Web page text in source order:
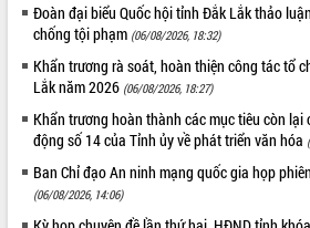
Khởi động Dự án Đầu tư xây dựng hạ
tầng kỹ thuật Cụm công nghiệp Tân
Tiến
Gặp mặt các cơ quan báo chí nhân Kỷ
niệm 101 năm Ngày Báo chí Cách
mạng Việt Nam
hiện Đề án 06 của Chính phủ
Họp báo thông tin về Hội nghị Công bố
Đoàn đại biểu Quốc hội tỉnh Đắk Lắk thảo
chống tội phạm (06/08/2026, 18:32)
Khẩn trương rà soát, hoàn thiện công tác tổ
Lắk năm 2026 (06/08/2026, 18:27)
Khẩn trương hoàn thành các mục tiêu còn lại
động số 14 của Tỉnh ủy về phát triển văn hóa
Ban Chỉ đạo An ninh mạng quốc gia họp
(06/08/2026, 14:06)